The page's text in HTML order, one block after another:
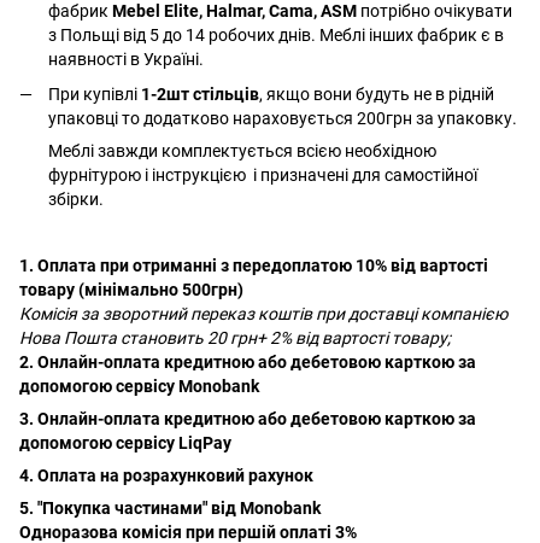
фабрик Mebel Elite, Halmar, Cama, ASM потрібно очікувати
з Польщі від 5 до 14 робочих днів. Меблі інших фабрик є в
наявності в Україні.
При купівлі 1-2шт стільців, якщо вони будуть не в рідній
упаковці то додатково нараховується 200грн за упаковку.
Меблі завжди комплектується всією необхідною
фурнітурою і інструкцією і призначені для самостійної
збірки.
1. Оплата при отриманні з передоплатою 10% від вартості
товару (мінімально 500грн)
Комісія за зворотний переказ коштів при доставці компанією
Нова Пошта становить 20 грн+ 2% від вартості товару;
2. Онлайн-оплата кредитною або дебетовою карткою за
допомогою сервісу Monobank
3. Онлайн-оплата кредитною або дебетовою карткою за
допомогою сервісу LiqPay
4. Оплата на розрахунковий рахунок
5. "Покупка частинами" від Monobank
Одноразова комісія при першій оплаті 3%